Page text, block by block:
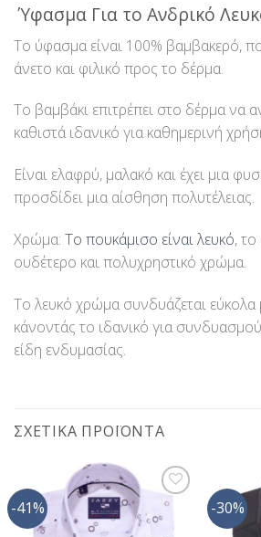
Ύφασμα Για το Ανδρικό
Το ύφασμα είναι 100% βαμβακερό,
άνετο και φιλικό προς το δέρμα.
Το βαμβάκι επιτρέπει στο δέρμα να
καθιστά ιδανικό για καθημερινή
Είναι ελαφρύ, μαλακό και έχει μια
προσδίδει μια αίσθηση πολυτέλειας.
Χρώμα: Το πουκάμισο είναι λευκό, το
ουδέτερο και πολυχρηστικό χρώμα.
Το λευκό χρώμα συνδυάζεται
κάνοντάς το ιδανικό για
είδη ενδυμασίας.
ΣΧΕΤΙΚΆ ΠΡΟΪΌΝΤΑ
-41%
Προσθήκη
στη Λίστα
-30%